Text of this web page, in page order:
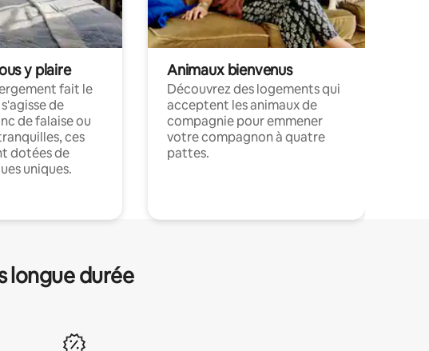
y plaire
fait le
de
de falaise ou
ces
dotées de
uniques.
Animaux bienvenus
Découvrez des logements qui
acceptent les animaux de
compagnie pour emmener
votre compagnon à quatre
pattes.
longue durée